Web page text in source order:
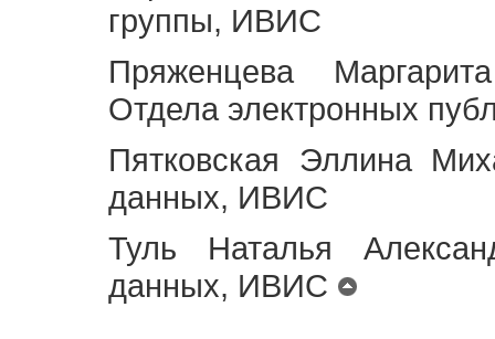
группы, ИВИС
Пряженцева
Отдела электронных
Пятковская Эллина
данных, ИВИС
Туль Наталья
данных, ИВИС